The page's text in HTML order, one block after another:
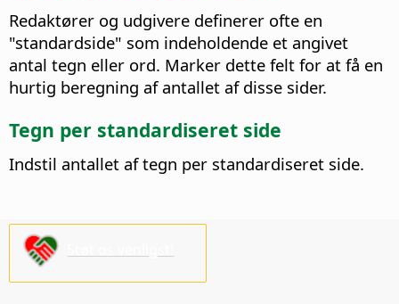
Redaktører og udgivere definerer ofte en
"standardside" som indeholdende et angivet
antal tegn eller ord. Marker dette felt for at få en
hurtig beregning af antallet af disse sider.
Tegn per standardiseret side
Indstil antallet af tegn per standardiseret side.